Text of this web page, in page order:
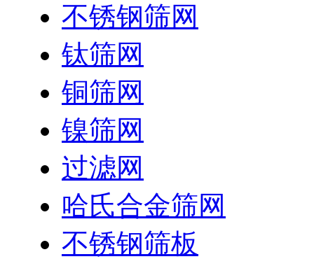
不锈钢筛网
钛筛网
铜筛网
镍筛网
过滤网
哈氏合金筛网
不锈钢筛板